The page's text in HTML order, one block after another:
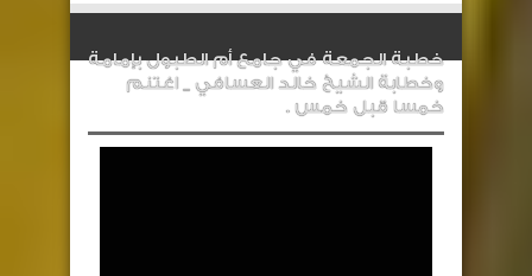
خطبة الجمعة في جامع أم الطبول بإمامة
وخطابة الشيخ خالد العسافي _ اغتنم
خمسا قبل خمس .